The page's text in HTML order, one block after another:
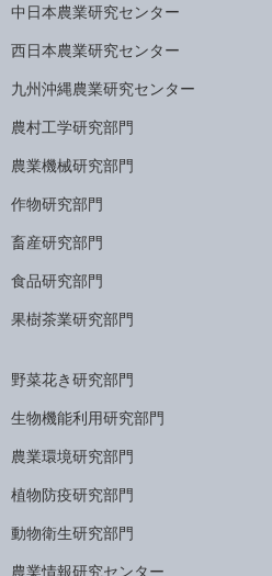
中日本農業研究センター
西日本農業研究センター
九州沖縄農業研究センター
農村工学研究部門
農業機械研究部門
作物研究部門
畜産研究部門
食品研究部門
果樹茶業研究部門
野菜花き研究部門
生物機能利用研究部門
農業環境研究部門
植物防疫研究部門
動物衛生研究部門
農業情報研究センター